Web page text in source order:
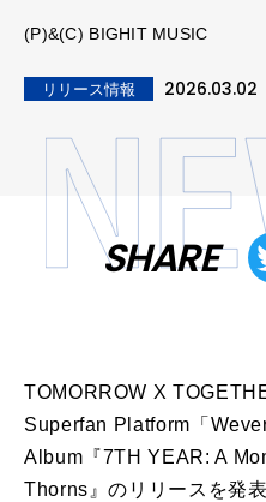
(P)&(C) BIGHIT MUSIC
リリース情報 2026.03.02
SHARE
TOMORROW X
Superfan Platform「
Album『7TH YEAR: A
Thorns』のリリースを発表